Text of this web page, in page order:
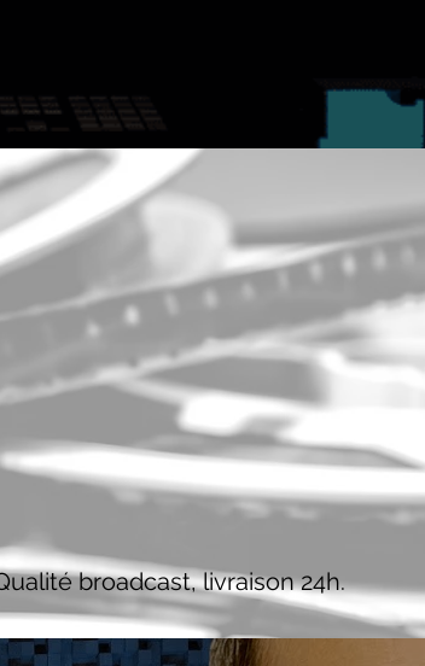
broadcast, livraison 24h.